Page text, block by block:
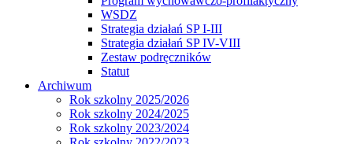
WSDZ
Strategia działań SP I-III
Strategia działań SP IV-VIII
Zestaw podręczników
Statut
Archiwum
Rok szkolny 2025/2026
Rok szkolny 2024/2025
Rok szkolny 2023/2024